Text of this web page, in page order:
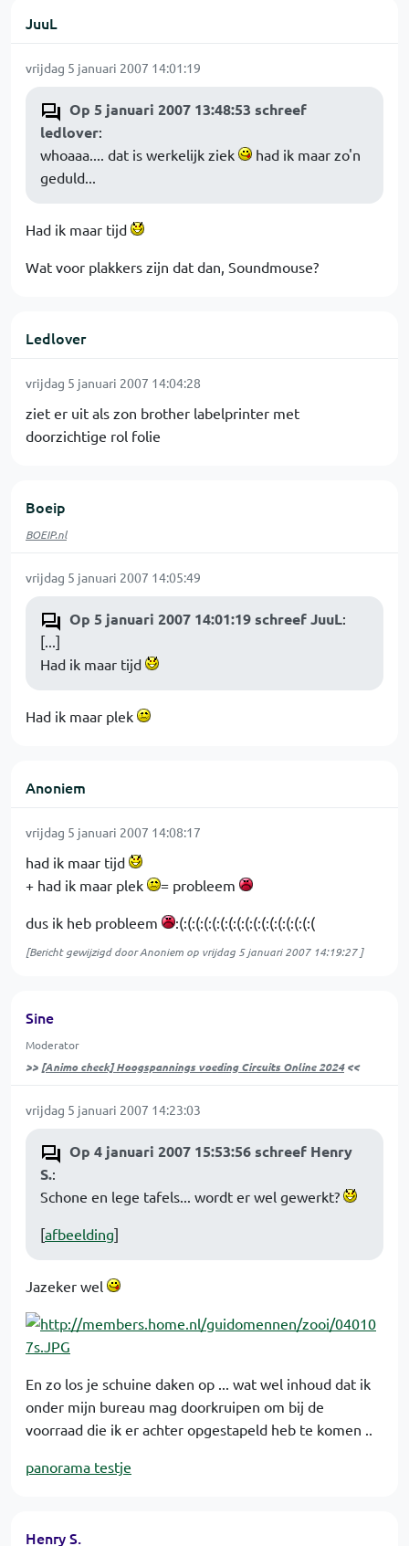
JuuL
vrijdag 5 januari 2007 14:01:19
Op 5 januari 2007 13:48:53 schreef
ledlover:
whoaaa.... dat is werkelijk ziek
had ik maar zo'n
geduld...
Had ik maar tijd
Wat voor plakkers zijn dat dan, Soundmouse?
Ledlover
vrijdag 5 januari 2007 14:04:28
ziet er uit als zon brother labelprinter met
doorzichtige rol folie
Boeip
BOEIP.nl
vrijdag 5 januari 2007 14:05:49
Op 5 januari 2007 14:01:19 schreef JuuL:
[...]
Had ik maar tijd
Had ik maar plek
Anoniem
vrijdag 5 januari 2007 14:08:17
had ik maar tijd
+ had ik maar plek
= probleem
dus ik heb probleem :(:(:(:(:(:(:(:(:(:(:(:(:(:(:(:(:(
[Bericht gewijzigd door Anoniem op vrijdag 5 januari 2007 14:19:27]
Sine
Moderator
>> [Animo check] Hoogspannings voeding Circuits Online 2024<<
vrijdag 5 januari 2007 14:23:03
Op 4 januari 2007 15:53:56 schreef Henry
S.:
Schone en lege tafels... wordt er wel gewerkt?
[afbeelding]
Jazeker wel
En zo los je schuine daken op ... wat wel inhoud dat ik
onder mijn bureau mag doorkruipen om bij de
voorraad die ik er achter opgestapeld heb te komen ..
panorama testje
Henry S.